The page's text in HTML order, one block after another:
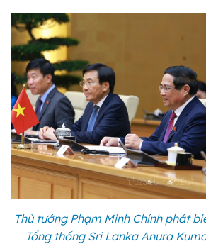
Thủ tướng Phạm Minh Chính phát
Tổng thống Sri Lanka Anura